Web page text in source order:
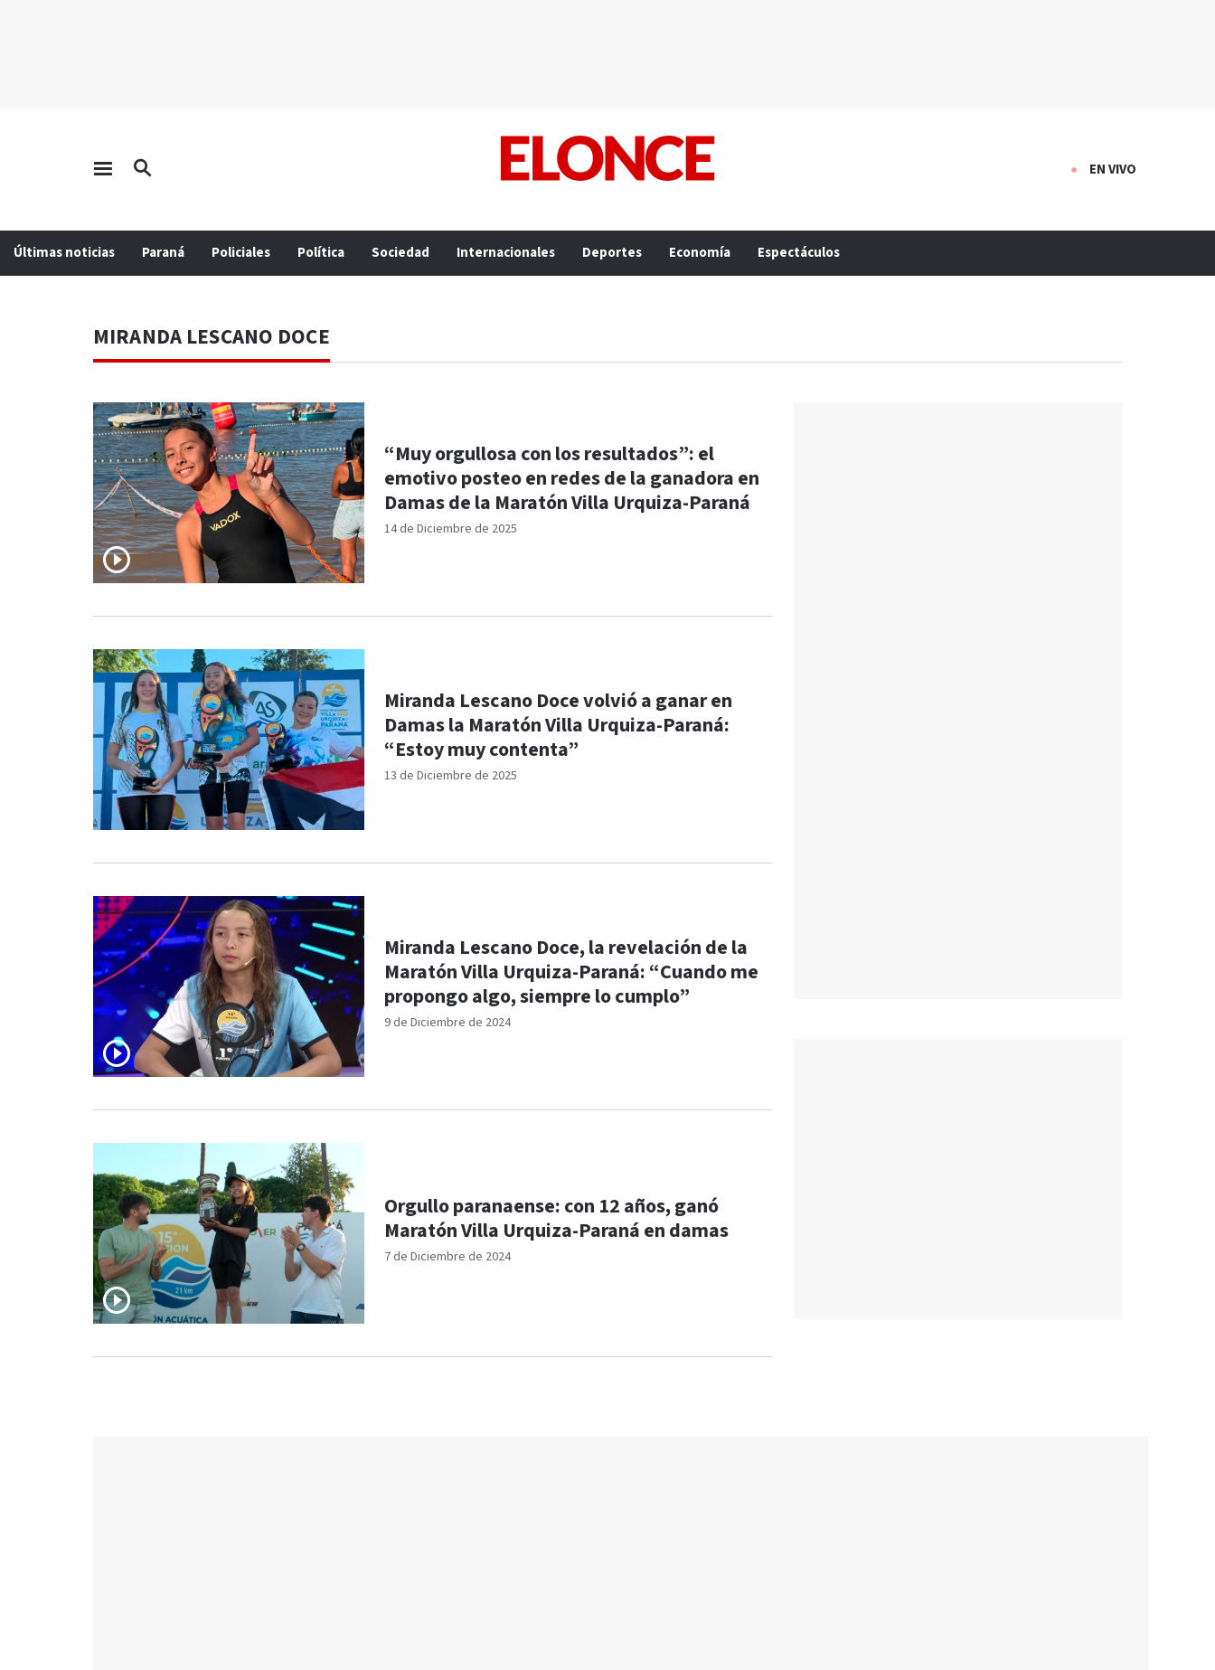
EN VIVO
Últimas noticias Paraná Policiales Política Sociedad Internacionales Deportes Economía Espectáculos
MIRANDA LESCANO DOCE
14 de Diciembre de 2025
“Muy orgullosa con los resultados”: el
emotivo posteo en redes de la ganadora en
Damas de la Maratón Villa Urquiza-Paraná
13 de Diciembre de 2025
Miranda Lescano Doce volvió a ganar en
Damas la Maratón Villa Urquiza-Paraná:
“Estoy muy contenta”
9 de Diciembre de 2024
Miranda Lescano Doce, la revelación de la
Maratón Villa Urquiza-Paraná: “Cuando me
propongo algo, siempre lo cumplo”
7 de Diciembre de 2024
Orgullo paranaense: con 12 años, ganó
Maratón Villa Urquiza-Paraná en damas